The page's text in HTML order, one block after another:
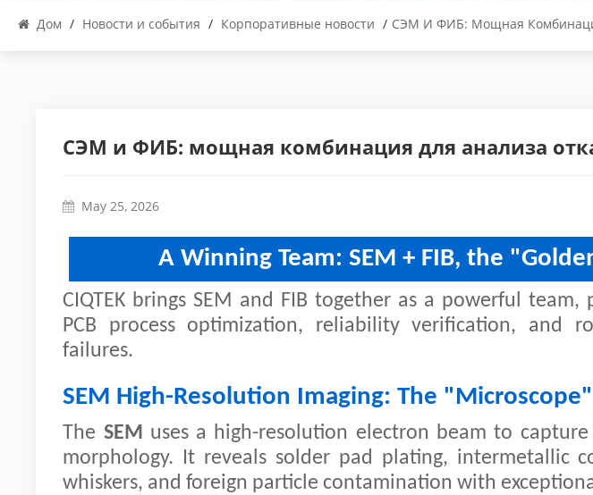
Дом / Новости и события / Корпоративные новости / СЭМ И ФИБ: Мощная
СЭМ и ФИБ: мощная комбинация для анализа
May 25, 2026
A Winning Team: SEM + FIB, the
CIQTEK brings SEM and FIB together as a powerful
PCB process optimization, reliability verification, and
failures.
SEM High-Resolution Imaging: The
The SEM uses a high-resolution electron beam to capture
morphology. It reveals solder pad plating, intermetallic
whiskers, and foreign particle contamination with